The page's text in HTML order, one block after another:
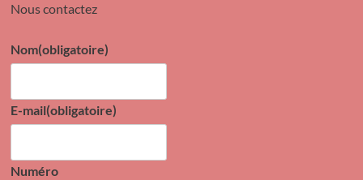
Nous contactez
Nom(obligatoire)
E-mail(obligatoire)
Numéro